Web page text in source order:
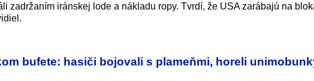
zadržaním iránskej lode a nákladu ropy. Tvrdí, že USA zarábajú na
bufete: hasiči bojovali s plameňmi, horeli